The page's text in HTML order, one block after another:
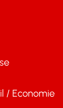
/ Economie